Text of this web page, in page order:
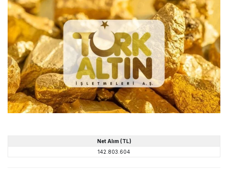
Net Alım(TL)
142.803.604